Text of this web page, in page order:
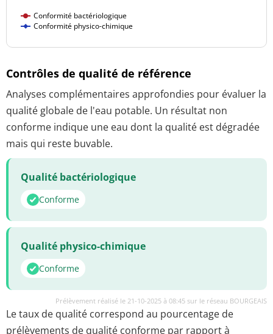
Conformité bactériologique
Conformité physico-chimique
Contrôles de qualité de référence
Analyses complémentaires approfondies pour évaluer la
qualité globale de l'eau potable. Un résultat non
conforme indique une eau dont la qualité est dégradée
mais qui reste buvable.
Qualité bactériologique
Conforme
Qualité physico-chimique
Conforme
Prélèvement réalisé le 21-10-2025 à 08:45 sur le réseau BOURGEAIS
Le taux de qualité correspond au pourcentage de
prélèvements de qualité conforme par rapport à